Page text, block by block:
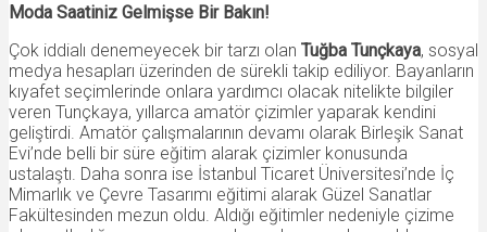
Moda Saatiniz Gelmişse Bir Bakın!
Çok iddialı denemeyecek bir tarzı olan Tuğba Tunçkaya, sosyal
medya hesapları üzerinden de sürekli takip ediliyor. Bayanların
kıyafet seçimlerinde onlara yardımcı olacak nitelikte bilgiler
veren Tunçkaya, yıllarca amatör çizimler yaparak kendini
geliştirdi. Amatör çalışmalarının devamı olarak Birleşik Sanat
Evi’nde belli bir süre eğitim alarak çizimler konusunda
ustalaştı. Daha sonra ise İstanbul Ticaret Üniversitesi’nde İç
Mimarlık ve Çevre Tasarımı eğitimi alarak Güzel Sanatlar
Fakültesinden mezun oldu. Aldığı eğitimler nedeniyle çizime